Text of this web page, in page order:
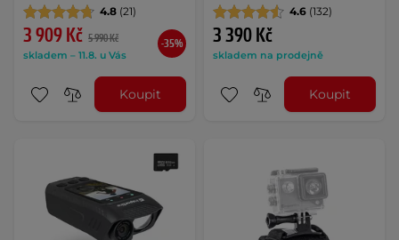
4.8 (21)
3 909 Kč 5 990 Kč
skladem – 11.8. u Vás
-35%
Koupit
4.6 (132)
3 390 Kč
skladem na prodejně
Koupit